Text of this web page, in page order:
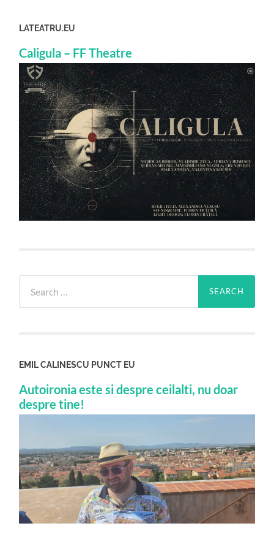
LATEATRU.EU
Caligula – FF Theatre
for:
EMIL CALINESCU PUNCT EU
Autoironia este si despre ceilalti, nu doar
despre tine!